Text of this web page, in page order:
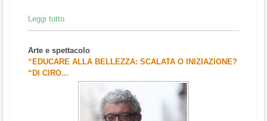
Leggi tutto
Arte e spettacolo
“EDUCARE ALLA BELLEZZA: SCALATA O INIZIAZIONE?
“DI CIRO...